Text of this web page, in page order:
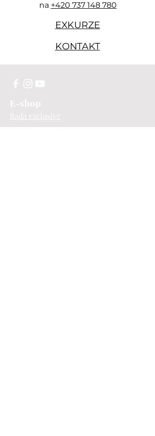
na +420 737 148 780
EXKURZE
KONTAKT
E-shop
Řada exclusive
Historické sklo